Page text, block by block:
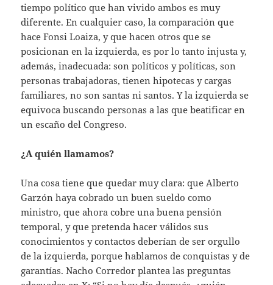
tiempo político que han vivido ambos es muy
diferente. En cualquier caso, la comparación que
hace Fonsi Loaiza, y que hacen otros que se
posicionan en la izquierda, es por lo tanto injusta y,
además, inadecuada: son políticos y políticas, son
personas trabajadoras, tienen hipotecas y cargas
familiares, no son santas ni santos. Y la izquierda se
equivoca buscando personas a las que beatificar en
un escaño del Congreso.
¿A quién llamamos?
Una cosa tiene que quedar muy clara: que Alberto
Garzón haya cobrado un buen sueldo como
ministro, que ahora cobre una buena pensión
temporal, y que pretenda hacer válidos sus
conocimientos y contactos deberían de ser orgullo
de la izquierda, porque hablamos de conquistas y de
garantías. Nacho Corredor plantea las preguntas